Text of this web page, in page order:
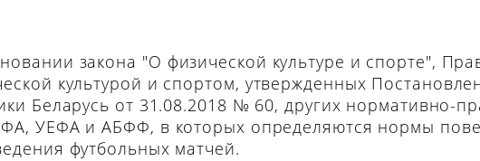
закона "О физической культуре и спорте",
культурой и спортом, утвержденных
Беларусь от 31.08.2018 № 60, других нормативно-
УЕФА и АБФФ, в которых определяются нормы
футбольных матчей.